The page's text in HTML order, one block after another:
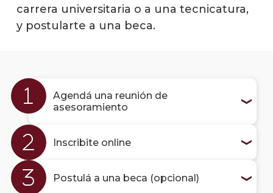
Cómo
a un
curso
carrera universitaria o a una tecnicatura,
y postularte a una beca.
Agendá una reunión de
asesoramiento
Inscribite online
Postulá a una beca (opcional)